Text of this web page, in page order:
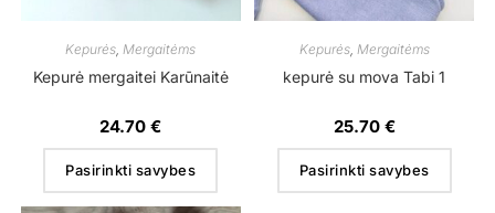
Kepurės Mergaitėms
Kepurė mergaitei Karūnaitė
24.70€
Pasirinkti savybes
Kepurės, Mergaitėms
kepurė su mova Tabi 1
25.70 €
Pasirinkti savybes